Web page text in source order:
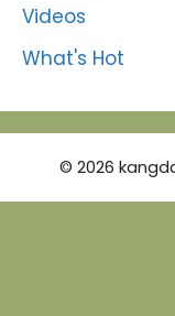
Videos
What's Hot
© 2026